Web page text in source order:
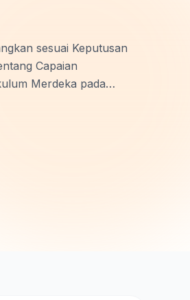
sesuai Keputusan
Capaian
Merdeka pada